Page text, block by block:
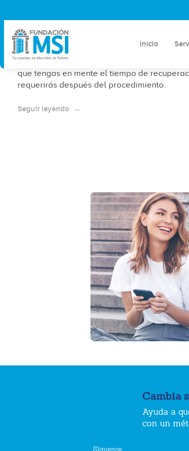
Inicio
¿Cuál es el tiempo de
en un aborto?
En caso de haber realizado un aborto, es
que tengas en mente el tiempo de
requerirás después del procedimiento.
Seguir leyendo
Cambia
Ayuda a
con un